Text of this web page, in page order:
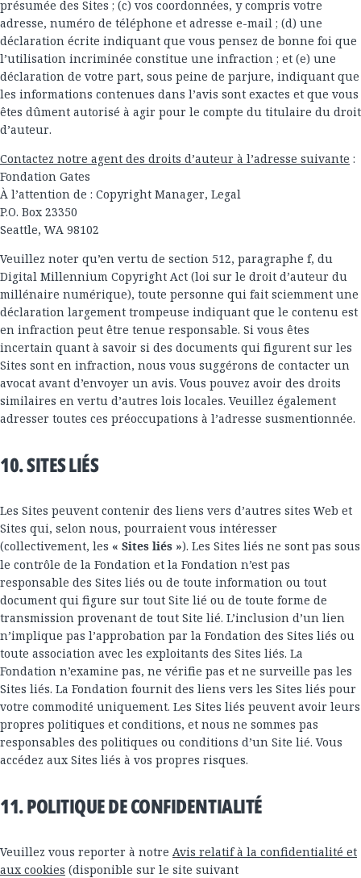
présumée des Sites ; (c) vos coordonnées, y compris votre
adresse, numéro de téléphone et adresse e-mail ; (d) une
déclaration écrite indiquant que vous pensez de bonne foi que
l’utilisation incriminée constitue une infraction ; et (e) une
déclaration de votre part, sous peine de parjure, indiquant que
les informations contenues dans l’avis sont exactes et que vous
êtes dûment autorisé à agir pour le compte du titulaire du droit
d’auteur.
Contactez notre agent des droits d’auteur à l’adresse suivante :
Fondation Gates
À l’attention de : Copyright Manager, Legal
P.O. Box 23350
Seattle, WA 98102
Veuillez noter qu’en vertu de section 512, paragraphe f, du
Digital Millennium Copyright Act (loi sur le droit d’auteur du
millénaire numérique), toute personne qui fait sciemment une
déclaration largement trompeuse indiquant que le contenu est
en infraction peut être tenue responsable. Si vous êtes
incertain quant à savoir si des documents qui figurent sur les
Sites sont en infraction, nous vous suggérons de contacter un
avocat avant d’envoyer un avis. Vous pouvez avoir des droits
similaires en vertu d’autres lois locales. Veuillez également
adresser toutes ces préoccupations à l’adresse susmentionnée.
10. SITES LIÉS
Les Sites peuvent contenir des liens vers d’autres sites Web et
Sites qui, selon nous, pourraient vous intéresser
(collectivement, les « Sites liés »). Les Sites liés ne sont pas sous
le contrôle de la Fondation et la Fondation n’est pas
responsable des Sites liés ou de toute information ou tout
document qui figure sur tout Site lié ou de toute forme de
transmission provenant de tout Site lié. L’inclusion d’un lien
n’implique pas l’approbation par la Fondation des Sites liés ou
toute association avec les exploitants des Sites liés. La
Fondation n’examine pas, ne vérifie pas et ne surveille pas les
Sites liés. La Fondation fournit des liens vers les Sites liés pour
votre commodité uniquement. Les Sites liés peuvent avoir leurs
propres politiques et conditions, et nous ne sommes pas
responsables des politiques ou conditions d’un Site lié. Vous
accédez aux Sites liés à vos propres risques.
11. POLITIQUE DE CONFIDENTIALITÉ
Veuillez vous reporter à notreAvis relatif à la confidentialité et
aux cookies (disponible sur le site suivant